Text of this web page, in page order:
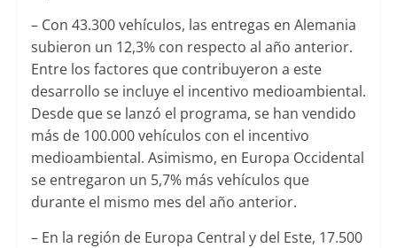
– Con 43.300 vehículos, las entregas en Alemania
subieron un 12,3% con respecto al año anterior.
Entre los factores que contribuyeron a este
desarrollo se incluye el incentivo medioambiental.
Desde que se lanzó el programa, se han vendido
más de 100.000 vehículos con el incentivo
medioambiental. Asimismo, en Europa Occidental
se entregaron un 5,7% más vehículos que
durante el mismo mes del año anterior.
– En la región de Europa Central y del Este, 17.500